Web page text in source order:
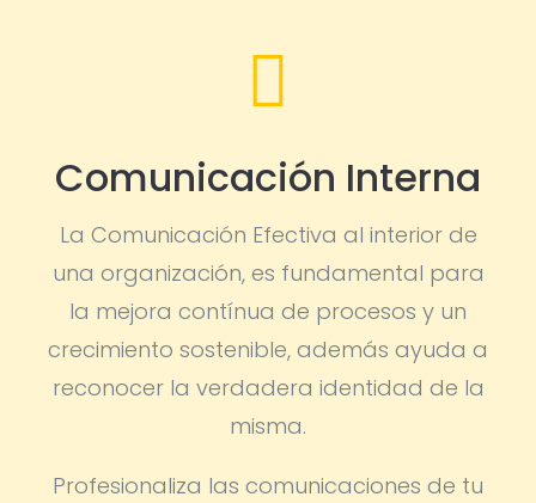

Comunicación Interna
La Comunicación Efectiva al interior de
una organización, es fundamental para
la mejora contínua de procesos y un
crecimiento sostenible, además ayuda a
reconocer la verdadera identidad de la
misma.
Profesionaliza las comunicaciones de tu